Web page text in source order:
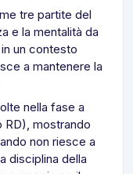
tre partite del
e la mentalità da
un contesto
a mantenere la
nella fase a
RD), mostrando
non riesce a
disciplina della